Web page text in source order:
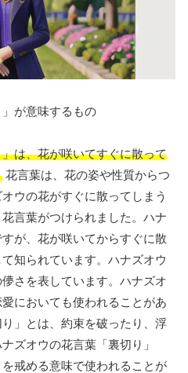
が意味するもの
は、花が咲いてすぐに散って
花言葉は、花の姿や性質からつ
ウの花がすぐに散ってしまう
言葉がつけられました。ハナ
が、花が咲いてからすぐに散
知られています。ハナズオウ
さを表しています。ハナズオ
においても使われることがあ
」とは、約束を破ったり、浮
ズオウの花言葉「裏切り」
戒める意味で使われることが